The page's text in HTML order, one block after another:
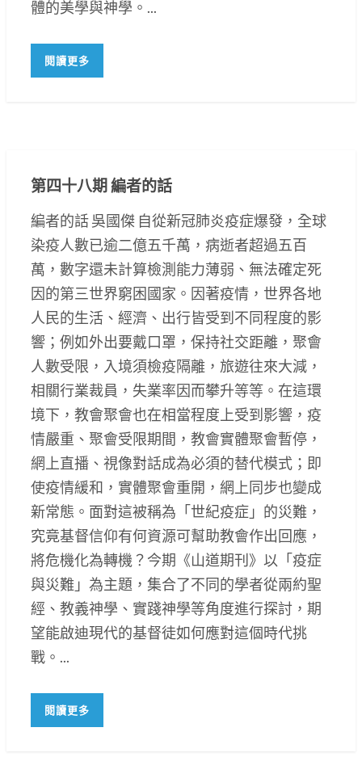
體的美學與神學。...
閱讀更多
第四十八期 編者的話
編者的話 吳國傑 自從新冠肺炎疫症爆發，全球
染疫人數已逾二億五千萬，病逝者超過五百
萬，數字還未計算檢測能力薄弱、無法確定死
因的第三世界窮困國家。因著疫情，世界各地
人民的生活、經濟、出行皆受到不同程度的影
響；例如外出要戴口罩，保持社交距離，聚會
人數受限，入境須檢疫隔離，旅遊往來大減，
相關行業裁員，失業率因而攀升等等。在這環
境下，教會聚會也在相當程度上受到影響，疫
情嚴重、聚會受限期間，教會實體聚會暫停，
網上直播、視像對話成為必須的替代模式；即
使疫情緩和，實體聚會重開，網上同步也變成
新常態。面對這被稱為「世紀疫症」的災難，
究竟基督信仰有何資源可幫助教會作出回應，
將危機化為轉機？今期《山道期刊》以「疫症
與災難」為主題，集合了不同的學者從兩約聖
經、教義神學、實踐神學等角度進行探討，期
望能啟迪現代的基督徒如何應對這個時代挑
戰。...
閱讀更多